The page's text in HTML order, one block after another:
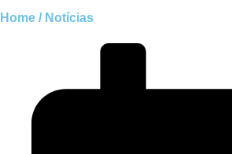
Home / Notícias